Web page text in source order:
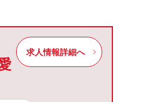
求人情報詳細へ